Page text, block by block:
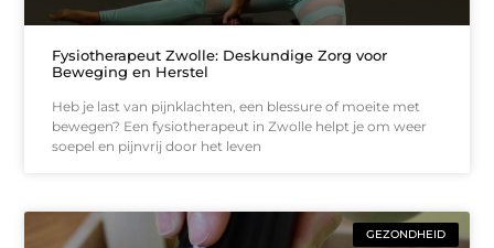
Fysiotherapeut Zwolle: Deskundige Zorg voor
Beweging en Herstel
Heb je last van pijnklachten, een blessure of moeite met
bewegen? Een fysiotherapeut in Zwolle helpt je om weer
soepel en pijnvrij door het leven
GEZONDHEID